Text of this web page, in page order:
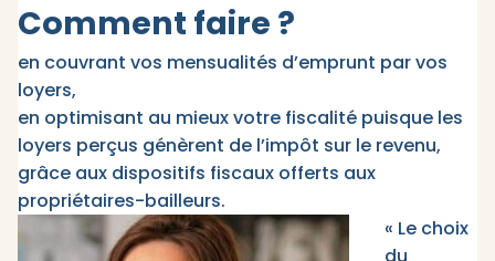
Comment faire ?
en couvrant vos mensualités d’emprunt par vos
loyers,
en optimisant au mieux votre fiscalité puisque les
loyers perçus génèrent de l’impôt sur le revenu,
grâce aux dispositifs fiscaux offerts aux
propriétaires-bailleurs.
« Le choix